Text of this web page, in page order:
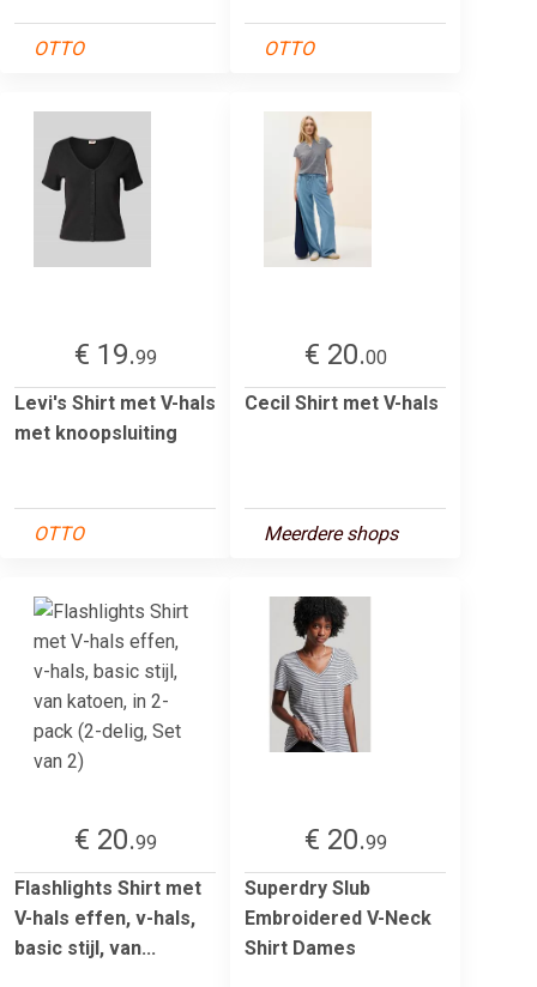
OTTO OTTO
€ 19.99
Levi's Shirt met V-hals
met knoopsluiting
OTTO
€ 20.00
Cecil Shirt met V-hals
Meerdere shops
€ 20.99
Flashlights Shirt met
V-hals effen, v-hals,
basic stijl, van...
€ 20.99
Superdry Slub
Embroidered V-Neck
Shirt Dames